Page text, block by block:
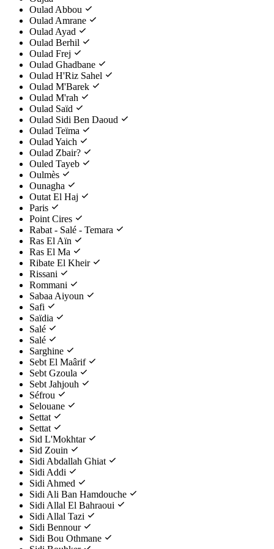
Oulad Abbou
Oulad Amrane
Oulad Ayad
Oulad Berhil
Oulad Frej
Oulad Ghadbane
Oulad H'Riz Sahel
Oulad M'Barek
Oulad M'rah
Oulad Saïd
Oulad Sidi Ben Daoud
Oulad Teïma
Oulad Yaich
Oulad Zbair?
Ouled Tayeb
Oulmès
Ounagha
Outat El Haj
Paris
Point Cires
Rabat - Salé - Temara
Ras El Aïn
Ras El Ma
Ribate El Kheir
Rissani
Rommani
Sabaa Aiyoun
Safi
Saïdia
Salé
Salé
Sarghine
Sebt El Maârif
Sebt Gzoula
Sebt Jahjouh
Séfrou
Selouane
Settat
Settat
Sid L'Mokhtar
Sid Zouin
Sidi Abdallah Ghiat
Sidi Addi
Sidi Ahmed
Sidi Ali Ban Hamdouche
Sidi Allal El Bahraoui
Sidi Allal Tazi
Sidi Bennour
Sidi Bou Othmane